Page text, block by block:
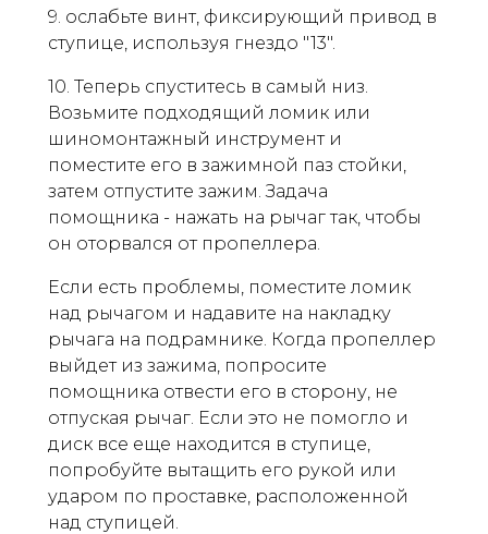
9. ослабьте винт, фиксирующий привод в
ступице, используя гнездо "13".
10. Теперь спуститесь в самый низ.
Возьмите подходящий ломик или
шиномонтажный инструмент и
поместите его в зажимной паз стойки,
затем отпустите зажим. Задача
помощника - нажать на рычаг так, чтобы
он оторвался от пропеллера.
Если есть проблемы, поместите ломик
над рычагом и надавите на накладку
рычага на подрамнике. Когда пропеллер
выйдет из зажима, попросите
помощника отвести его в сторону, не
отпуская рычаг. Если это не помогло и
диск все еще находится в ступице,
попробуйте вытащить его рукой или
ударом по проставке, расположенной
над ступицей.